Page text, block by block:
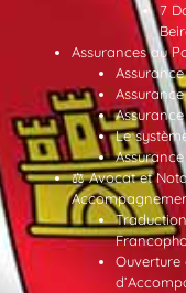
7
Assurances au
Le
⚖️ Avocat et
Ouverture